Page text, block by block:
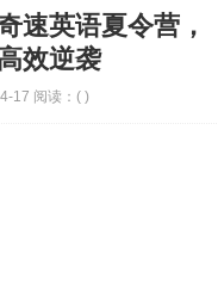
英语夏令营，
效逆袭
17 阅读： ( )